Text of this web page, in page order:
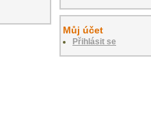
Můj účet
Přihlásit se